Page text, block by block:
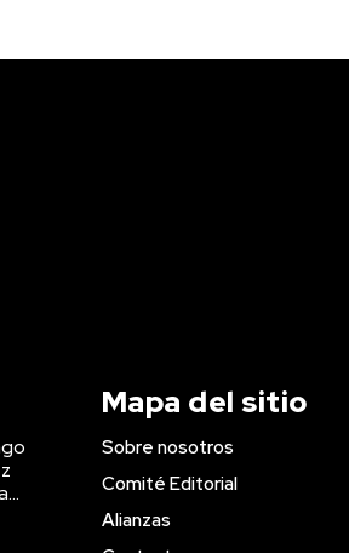
Mapa del sitio
Sobre nosotros
Comité Editorial
Alianzas